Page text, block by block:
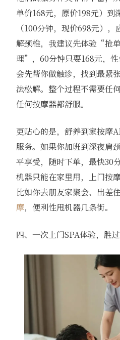
单价168元，原价198元）
（100分钟，现价698元）
解颈椎，我建议先体验“抢
理”，60分钟只要168元，性
会先帮你做触诊，找到最紧
法松解。整个过程不需要任
任何按摩器都舒服。
更贴心的是，舒养到家按摩
服务。如果你加班到深夜肩
平享受，随时下单，最快30
机器只能在家里用，上门按
比如你去朋友家聚会、出差
摩，便利性甩机器几条街。
四、一次上门SPA体验，胜